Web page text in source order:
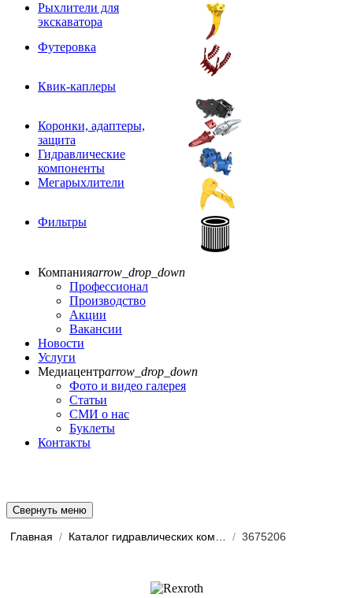
Рыхлители для
экскаватора
Футеровка
Квик-каплеры
Коронки, адаптеры,
защита
Гидравлические
компоненты
Мегарыхлители
Фильтры
Компанияarrow_drop_down
Профессионал
Производство
Акции
Вакансии
Новости
Услуги
Медиацентрarrow_drop_down
Фото и видео галерея
Статьи
СМИ о нас
Буклеты
Контакты
Свернуть меню
Главная / / 3675206